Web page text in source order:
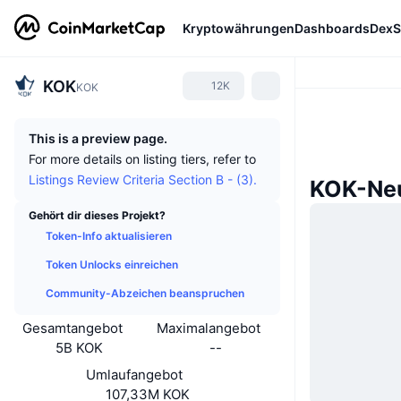
KryptowährungenDashboards
KOKKOK 12K
This is a preview page.
For more details on listing tiers, refer to
Listings Review Criteria Section B - (3).
Gehört dir dieses Projekt?
Token-Info aktualisieren
Token Unlocks einreichen
Community-Abzeichen beanspruchen
Gesamtangebot
5B KOK
Maximalangebot
--
Umlaufangebot
107,33M KOK
KOK-